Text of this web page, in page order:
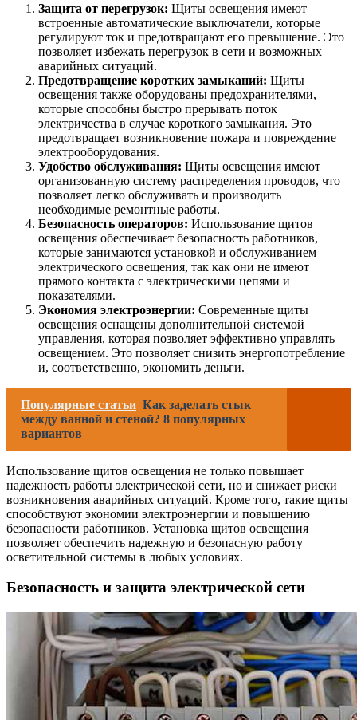
Защита от перегрузок: Щиты освещения имеют
встроенные автоматические выключатели, которые
регулируют ток и предотвращают его превышение. Это
позволяет избежать перегрузок в сети и возможных
аварийных ситуаций.
Предотвращение коротких замыканий: Щиты
освещения также оборудованы предохранителями,
которые способны быстро прерывать поток
электричества в случае короткого замыкания. Это
предотвращает возникновение пожара и повреждение
электрооборудования.
Удобство обслуживания: Щиты освещения имеют
организованную систему распределения проводов, что
позволяет легко обслуживать и производить
необходимые ремонтные работы.
Безопасность операторов: Использование щитов
освещения обеспечивает безопасность работников,
которые занимаются установкой и обслуживанием
электрического освещения, так как они не имеют
прямого контакта с электрическими цепями и
показателями.
Экономия электроэнергии: Современные щиты
освещения оснащены дополнительной системой
управления, которая позволяет эффективно управлять
освещением. Это позволяет снизить энергопотребление
и, соответственно, экономить деньги.
Популярные статьи Как заделать стык
между ванной и стеной? 8 популярных
вариантов
Использование щитов освещения не только повышает
надежность работы электрической сети, но и снижает риски
возникновения аварийных ситуаций. Кроме того, такие щиты
способствуют экономии электроэнергии и повышению
безопасности работников. Установка щитов освещения
позволяет обеспечить надежную и безопасную работу
осветительной системы в любых условиях.
Безопасность и защита электрической сети